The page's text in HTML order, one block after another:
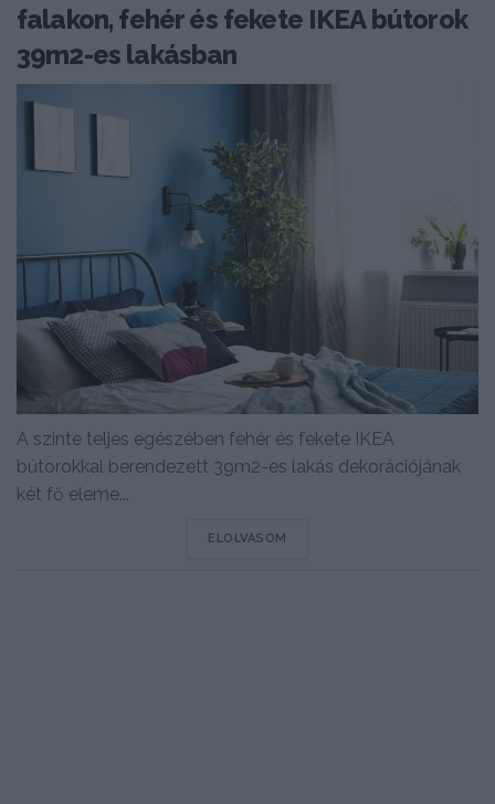
falakon, fehér és fekete IKEA bútorok
39m2-es lakásban
A szinte teljes egészében fehér és fekete IKEA
bútorokkal berendezett 39m2-es lakás dekorációjának
két fő eleme...
ELOLVASOM